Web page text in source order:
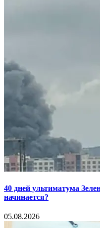
40 дней ультиматума
начинается?
05.08.2026